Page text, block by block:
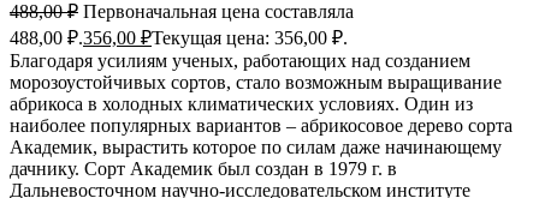
488,00₽ Первоначальная цена составляла
488,00 ₽.356,00 ₽Текущая цена: 356,00 ₽.
Благодаря усилиям ученых, работающих над созданием
морозоустойчивых сортов, стало возможным выращивание
абрикоса в холодных климатических условиях. Один из
наиболее популярных вариантов – абрикосовое дерево сорта
Академик, вырастить которое по силам даже начинающему
дачнику. Сорт Академик был создан в 1979 г. в
Дальневосточном научно-исследовательском институте